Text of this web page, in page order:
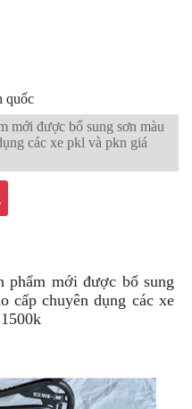
quốc
mới được bổ sung sơn màu
các xe pkl và pkn giá
phẩm mới được bổ sung
cấp chuyên dụng các xe